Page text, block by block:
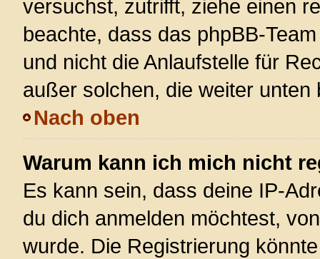
versuchst, zutrifft, ziehe einen
beachte, dass das phpBB-
und nicht die Anlaufstelle für
außer solchen, die weiter unten
Nach oben
Warum kann ich mich nicht
Es kann sein, dass deine IP-
du dich anmelden möchtest,
wurde. Die Registrierung